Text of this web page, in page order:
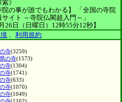
》
院の事が誰でもわかる】
「全国の寺院
イト ～寺院仏閣超入門～」
26日（日曜日）12時55分12秒】
、 利用規約
寺(3259)
の寺(1573)
寺(1304)
寺(1741)
寺(633)
寺(1070)
寺(1049)